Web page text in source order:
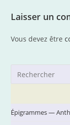
Laisser un
Vous devez être
Épigrammes —